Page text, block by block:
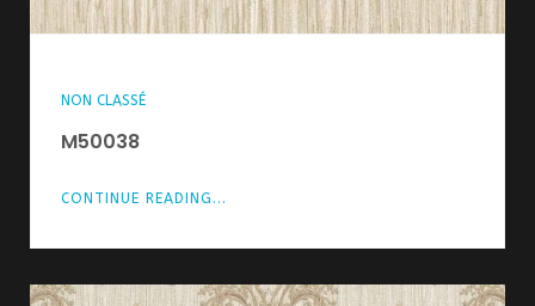
NON CLASSÉ
M50038
CONTINUE READING...